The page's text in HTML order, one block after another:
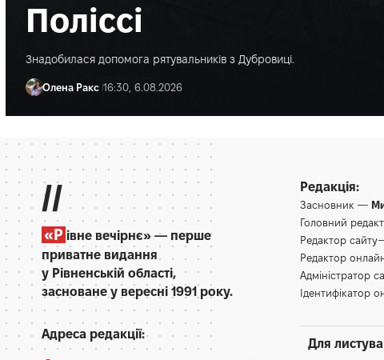
Поліссі
Знадобилася допомога рятувальників з Дубровиці.
Олена Ракс 16:30, 6.08.2026
//
«Р івне вечірнє» — перше
приватне видання
у Рівненській області,
засноване у вересні 1991 року.
Адреса редакції:
Редакція:
Засновник —
Головний
Редактор
Редактор
Адміністратор
Ідентифікатор
Для